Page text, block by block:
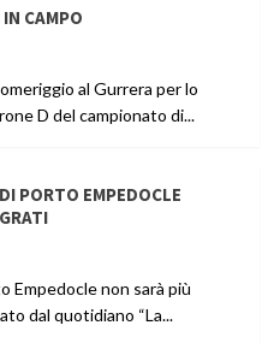
CAMPO
al Gurrera per lo
D del campionato di...
PORTO EMPEDOCLE
Empedocle non sarà più
dal quotidiano “La...